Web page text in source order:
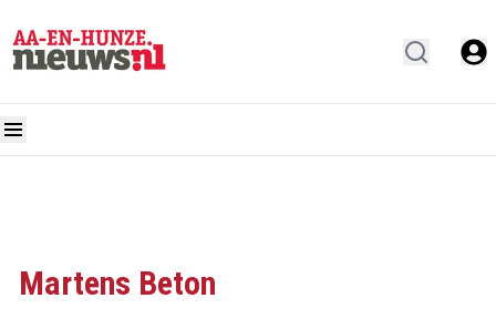
Martens Beton